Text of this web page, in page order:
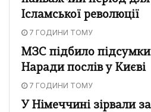
Ісламської революції
7 ГОДИНИ ТОМУ
МЗС підбило підсумки
Наради послів у Києві
7 ГОДИНИ ТОМУ
У Німеччині зірвали